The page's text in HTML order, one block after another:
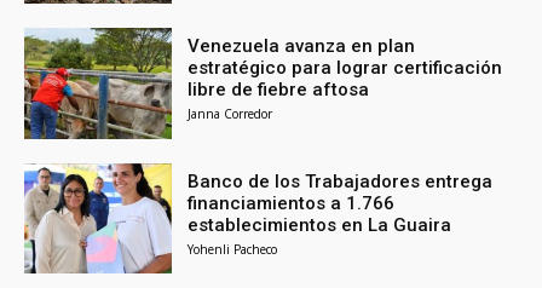
Venezuela avanza en plan
estratégico para lograr certificación
libre de fiebre aftosa
Janna Corredor
Banco de los Trabajadores entrega
financiamientos a 1.766
establecimientos en La Guaira
Yohenli Pacheco